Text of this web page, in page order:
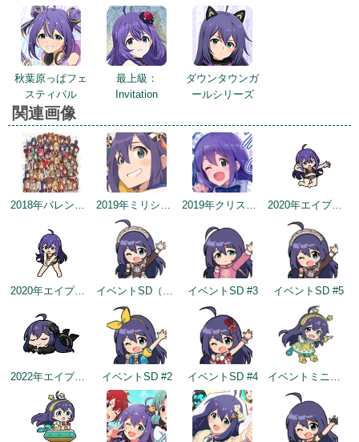
秋葉原っぱフェ
スティバル
最上級：
Invitation
ダウンタウンガ
ールシリーズ
関連画像
2018年バレンタインデー公式ツイート 2019年ミリシタ2周年カウントダウン（2日前） 2019年クリスマス 2020年エイプリルフールネタ
2020年エイプリルフールネタ イベントSD（2022/2/2） イベントSD #3 イベントSD #5
2022年エイプリルフールネタ イベントSD #2 イベントSD #4 イベントミニゲームSD（2022/11/30）